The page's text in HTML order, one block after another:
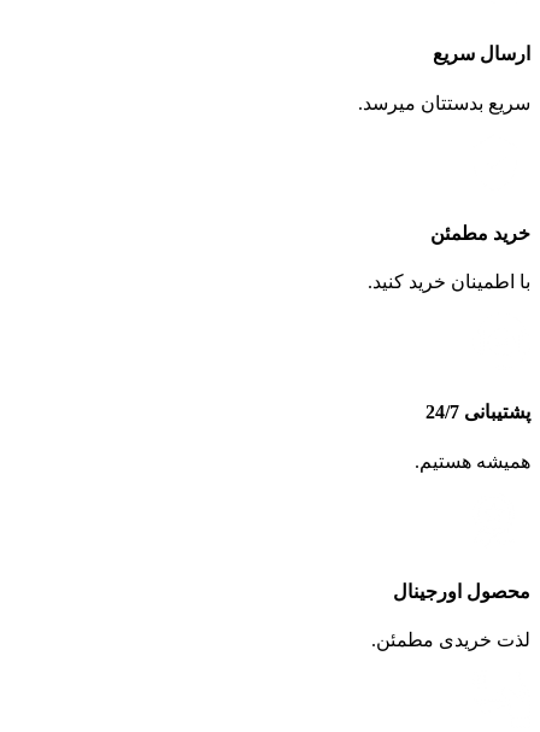
ارسال سریع
سریع بدستتان میرسد.
خرید مطمئن
با اطمینان خرید کنید.
پشتیبانی 24/7
همیشه هستیم.
محصول اورجینال
لذت خریدی مطمئن.